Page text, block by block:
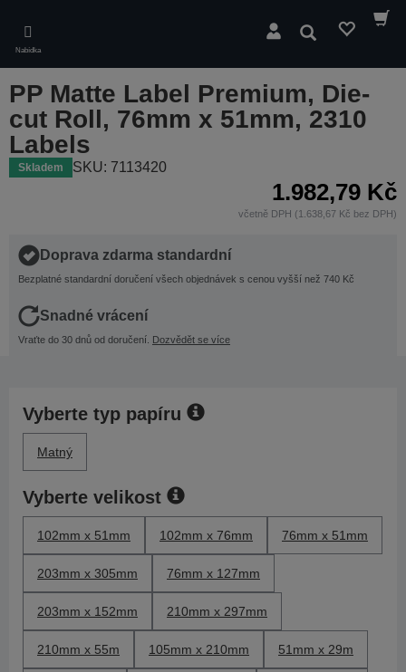
main
content
Nabídka
Hledat
PP Matte Label Premium, Die-
cut Roll, 76mm x 51mm, 2310
Labels
Skladem SKU: 7113420
1.982,79 Kč
včetně DPH (1.638,67 Kč bez DPH)
Doprava zdarma standardní
Bezplatné standardní doručení všech objednávek s cenou vyšší než 740 Kč
Snadné vrácení
Vraťte do 30 dnů od doručení. Dozvědět se více
Vyberte typ papíru
Matný
Vyberte velikost
102mm x 51mm 102mm x 76mm 76mm x 51mm
203mm x 305mm 76mm x 127mm
203mm x 152mm 210mm x 297mm
210mm x 55m 105mm x 210mm 51mm x 29m